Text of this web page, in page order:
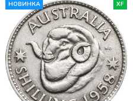
НОВИНКА XF